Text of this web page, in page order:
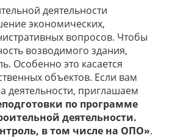
деятельности
экономических,
вопросов. Чтобы
возводимого здания,
Особенно это касается
объектов. Если вам
деятельности, приглашаем
по программе
деятельности.
в том числе на ОПО».